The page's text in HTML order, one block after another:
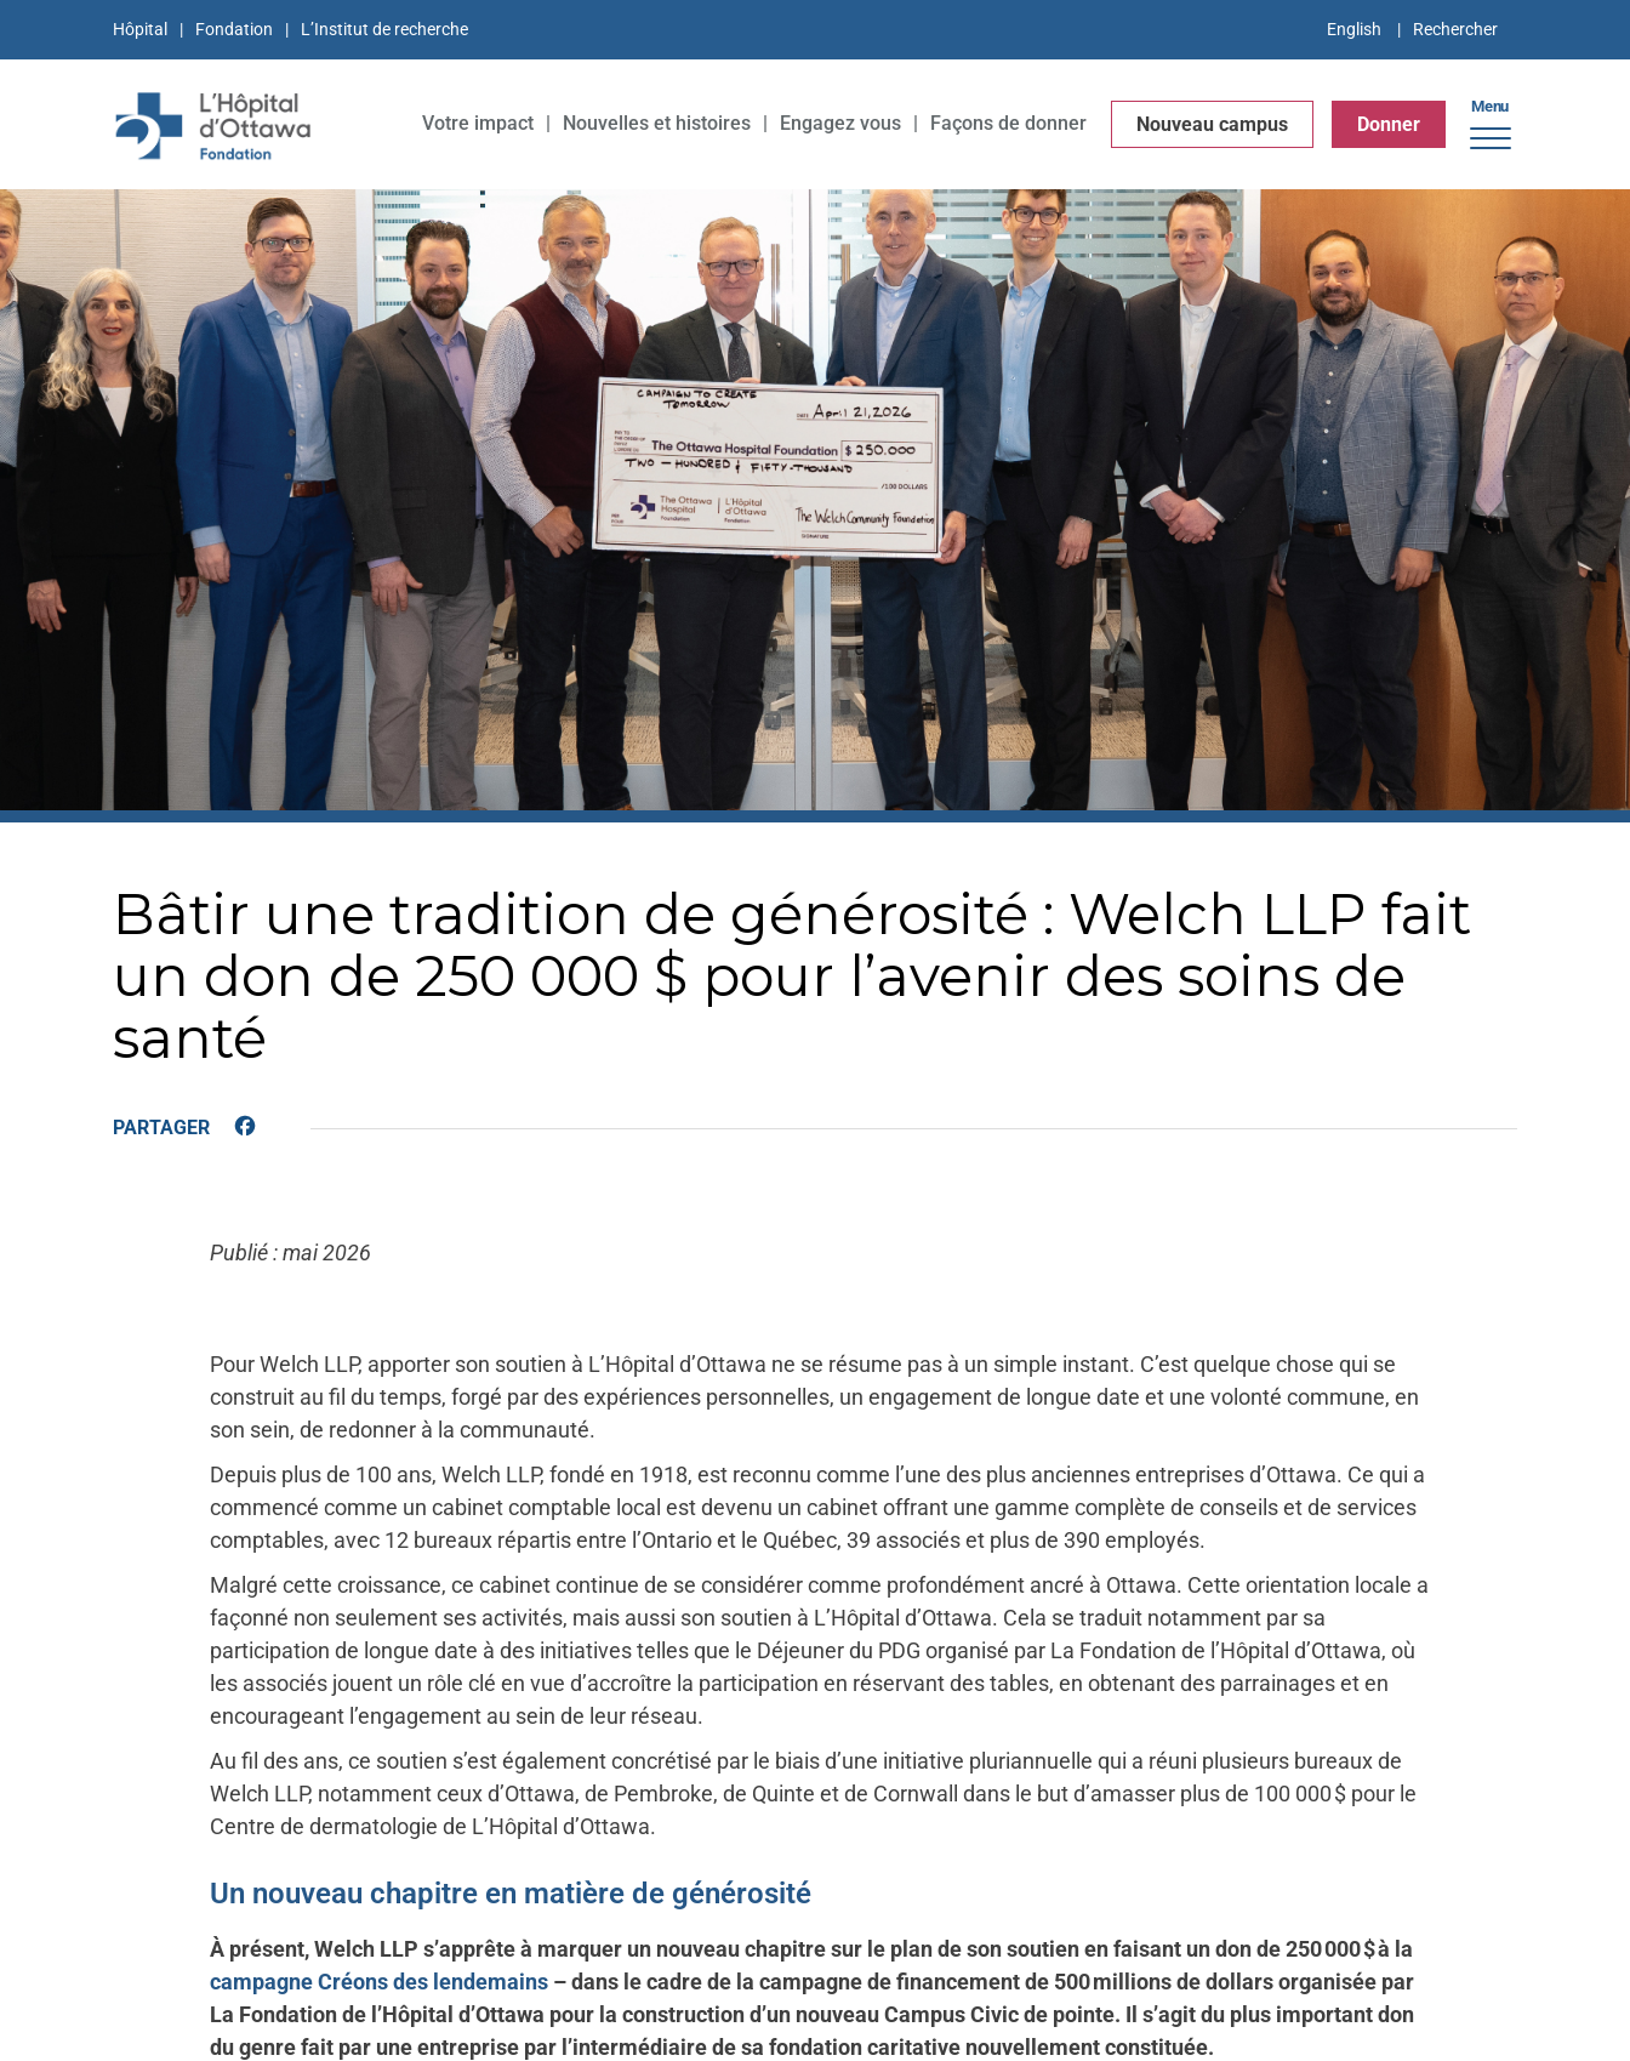
Hôpital Fondation L’Institut de recherche English
Votre impact Nouvelles et histoires Engagez vous Façons de donner Nouveau campus Donner
Menu
Bâtir une tradition de générosité : Welch LLP fait
un don de 250 000 $ pour l’avenir des soins de
santé
Facebook
Publié : mai 2026
Pour Welch LLP, apporter son soutien à L’Hôpital d’Ottawa ne se résume pas à un simple instant. C’est quelque chose qui se
construit au fil du temps, forgé par des expériences personnelles, un engagement de longue date et une volonté commune, en
son sein, de redonner à la communauté.
Depuis plus de 100 ans, Welch LLP, fondé en 1918, est reconnu comme l’une des plus anciennes entreprises d’Ottawa. Ce qui a
commencé comme un cabinet comptable local est devenu un cabinet offrant une gamme complète de conseils et de services
comptables, avec 12 bureaux répartis entre l’Ontario et le Québec, 39 associés et plus de 390 employés.
Malgré cette croissance, ce cabinet continue de se considérer comme profondément ancré à Ottawa. Cette orientation locale a
façonné non seulement ses activités, mais aussi son soutien à L’Hôpital d’Ottawa. Cela se traduit notamment par sa
participation de longue date à des initiatives telles que le Déjeuner du PDG organisé par La Fondation de l’Hôpital d’Ottawa, où
les associés jouent un rôle clé en vue d’accroître la participation en réservant des tables, en obtenant des parrainages et en
encourageant l’engagement au sein de leur réseau.
Au fil des ans, ce soutien s’est également concrétisé par le biais d’une initiative pluriannuelle qui a réuni plusieurs bureaux de
Welch LLP, notamment ceux d’Ottawa, de Pembroke, de Quinte et de Cornwall dans le but d’amasser plus de 100 000 $ pour le
Centre de dermatologie de L’Hôpital d’Ottawa.
Un nouveau chapitre en matière de générosité
À présent, Welch LLP s’apprête à marquer un nouveau chapitre sur le plan de son soutien en faisant un don de 250 000 $ à la
campagne Créons des lendemains – dans le cadre de la campagne de financement de 500 millions de dollars organisée par
La Fondation de l’Hôpital d’Ottawa pour la construction d’un nouveau Campus Civic de pointe. Il s’agit du plus important don
du genre fait par une entreprise par l’intermédiaire de sa fondation caritative nouvellement constituée.